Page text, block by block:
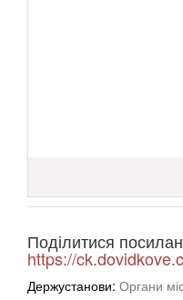
Поділитися
https://
Держустанови: Органи